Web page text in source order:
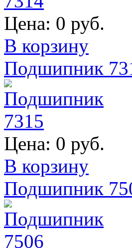
Цена: 0 руб.
В корзину
Подшипник
Цена: 0 руб.
В корзину
Подшипник